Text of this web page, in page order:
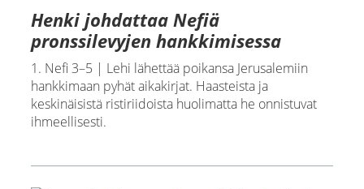
Henki johdattaa Nefiä
pronssilevyjen hankkimisessa
1. Nefi 3–5 | Lehi lähettää poikansa Jerusalemiin
hankkimaan pyhät aikakirjat. Haasteista ja
keskinäisistä ristiriidoista huolimatta he onnistuvat
ihmeellisesti.